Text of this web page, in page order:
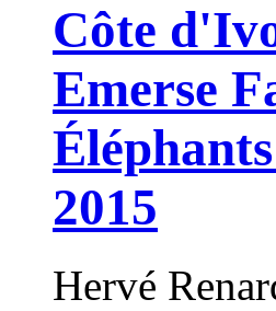
Côte
Emerse
2015
Hervé